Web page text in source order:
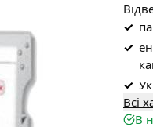
✓
✓
✓
Всі
В